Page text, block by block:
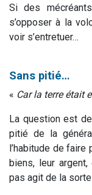
Si des
s’opposer à la
voir s’entretuer…
Sans pitié…
« Car la terre était
La question est
pitié de la
l’habitude de
biens, leur
pas agit de la